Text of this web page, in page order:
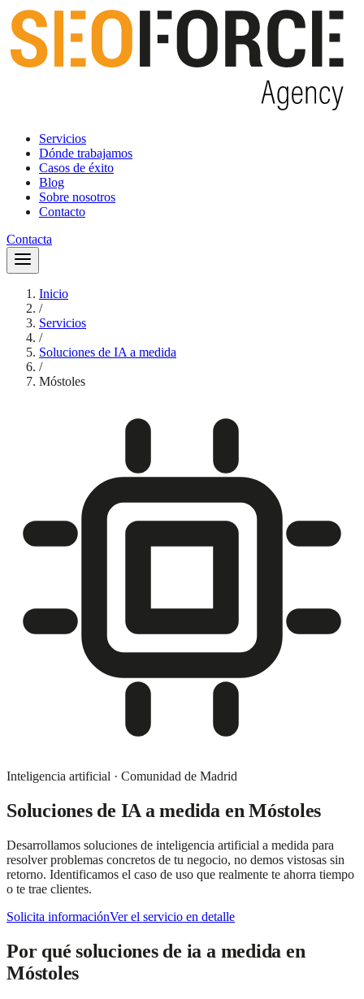
Servicios
Dónde trabajamos
Casos de éxito
Blog
Sobre nosotros
Contacto
Contacta
Inicio
/
Servicios
/
Soluciones de IA a medida
/
Móstoles
Inteligencia artificial · Comunidad de Madrid
Soluciones de IA a medida enMóstoles
Desarrollamos soluciones de inteligencia artificial a medida para
resolver problemas concretos de tu negocio, no demos vistosas sin
retorno. Identificamos el caso de uso que realmente te ahorra tiempo
o te trae clientes.
Solicita informaciónVer el servicio en detalle
Por quésoluciones de ia a medida en
Móstoles